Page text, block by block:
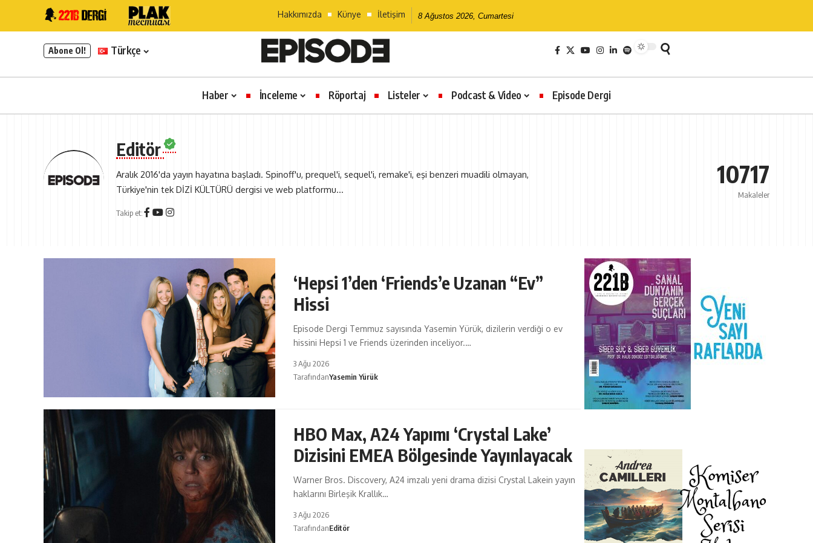
Hakkımızda Künye İletişim 8 Ağustos 2026, Cumartesi
Abone Ol! Türkçe
Haber İnceleme Röportaj Listeler Podcast & Video Episode Dergi
Editör
Aralık 2016'da yayın hayatına başladı. Spinoff'u, prequel'i, sequel'i, remake'i, eşi benzeri muadili olmayan,
Türkiye'nin tek DİZİ KÜLTÜRÜ dergisi ve web platformu...
Takip et:
10717
Makaleler
‘Hepsi 1’den ‘Friends’e Uzanan “Ev”
Hissi
Episode Dergi Temmuz sayısında Yasemin Yürük, dizilerin verdiği o ev
hissini Hepsi 1 ve Friends üzerinden inceliyor.…
3 Ağu 2026
TarafındanYasemin Yürük
HBO Max, A24 Yapımı ‘Crystal Lake’
Dizisini EMEA Bölgesinde Yayınlayacak
Warner Bros. Discovery, A24 imzalı yeni drama dizisi Crystal Lakein yayın
haklarını Birleşik Krallık…
3 Ağu 2026
TarafındanEditör